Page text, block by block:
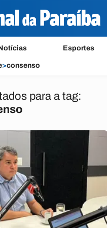
Esportes
>consenso
para a tag: